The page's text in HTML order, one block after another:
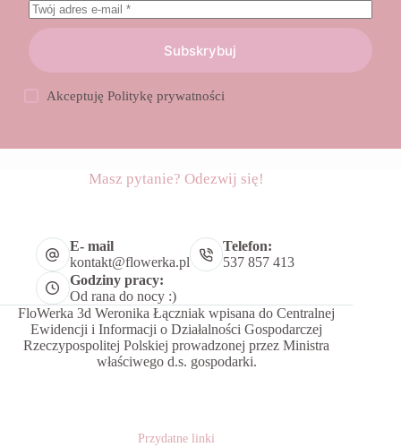
Subskrybuj
AkceptujęPolitykę prywatności
Masz pytanie? Odezwij się!
E- mail
kontakt@flowerka.pl
Telefon:
537 857 413
Godziny pracy:
Od rana do nocy :)
FloWerka 3d Weronika Łączniak wpisana do Centralnej
Ewidencji i Informacji o Działalności Gospodarczej
Rzeczypospolitej Polskiej prowadzonej przez Ministra
właściwego d.s. gospodarki.
Przydatne linki